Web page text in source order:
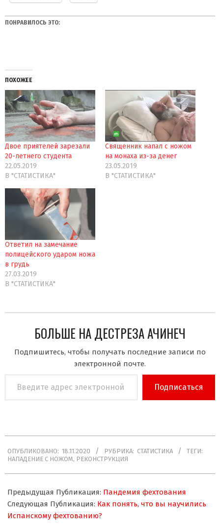
ПОНРАВИЛОСЬ ЭТО:
ПОХОЖЕЕ
Двое приятелей зарезали
20-летнего студента
22.05.2019
В "СТАТИСТИКА"
Священник напал с ножом
на монаха из-за денег
23.05.2019
В "СТАТИСТИКА"
Ответил на замечание
полицейского ударом ножа
в грудь
27.03.2019
В "СТАТИСТИКА"
БОЛЬШЕ НА ДЕСТРЕЗА АЧИНЕЧ
Подпишитесь, чтобы получать последние записи по
электронной почте.
адрес
электронной
Подписаться
11-
ОПУБЛИКОВАНО: 18.11.2020 РУБРИКА: СТАТИСТИКА
ТЕГИ:
НАПАДЕНИЕ С НОЖОМ, РЕКОНСТРУКЦИЯ
Предыдущая Публикация: Пандемия фехтования
Следующая Публикация: Как понять, что вы научились
Испанскому фехтованию?